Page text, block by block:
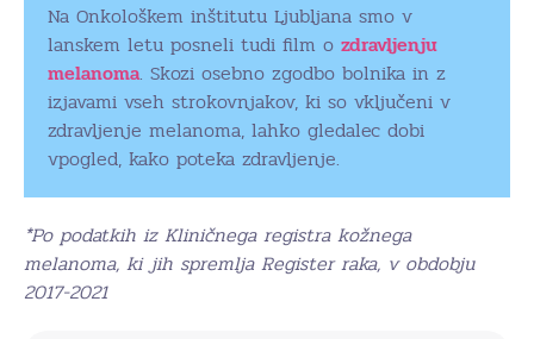
Na Onkološkem inštitutu Ljubljana smo v
lanskem letu posneli tudi film o zdravljenju
melanoma. Skozi osebno zgodbo bolnika in z
izjavami vseh strokovnjakov, ki so vključeni v
zdravljenje melanoma, lahko gledalec dobi
vpogled, kako poteka zdravljenje.
*Po podatkih iz Kliničnega registra kožnega
melanoma, ki jih spremlja Register raka, v obdobju
2017-2021